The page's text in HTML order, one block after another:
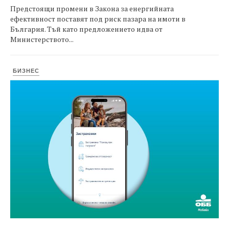
Предстоящи промени в Закона за енергийната
ефективност поставят под риск пазара на имоти в
България. Тъй като предложението идва от
Министерството...
БИЗНЕС